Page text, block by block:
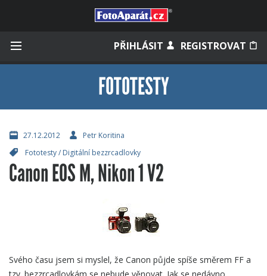
PŘIHLÁSIT REGISTROVAT
Zapamatovat
Zapomněli jste heslo?
Měli jste účet na starém webu?
FOTOTESTY
27.12.2012
Petr Koritina
Fototesty/ Digitální bezzrcadlovky
Canon EOS M, Nikon 1 V2
Svého času jsem si myslel, že Canon půjde spíše směrem FF a